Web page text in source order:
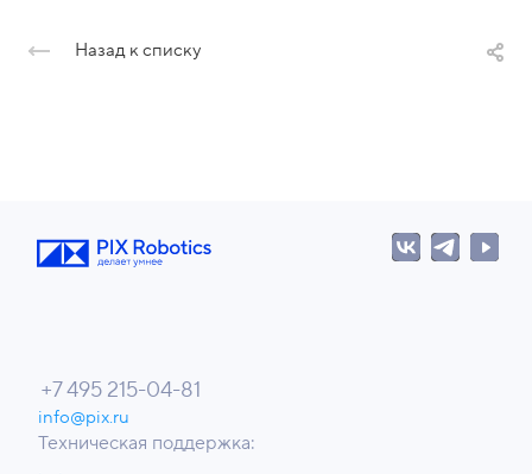
Назад к списку
+7 495 215-04-81
info@pix.ru
Техническая поддержка: